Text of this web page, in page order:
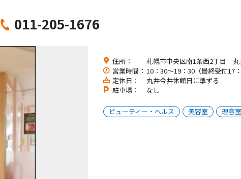
011-205-1676
住所：
札幌市中央区南1条西2丁目 丸
営業時間： 10：30～19：30（最終受付17：
定休日：
丸井今井休館日に準ずる
駐車場：
なし
ビューティー・ヘルス 美容室 理容室